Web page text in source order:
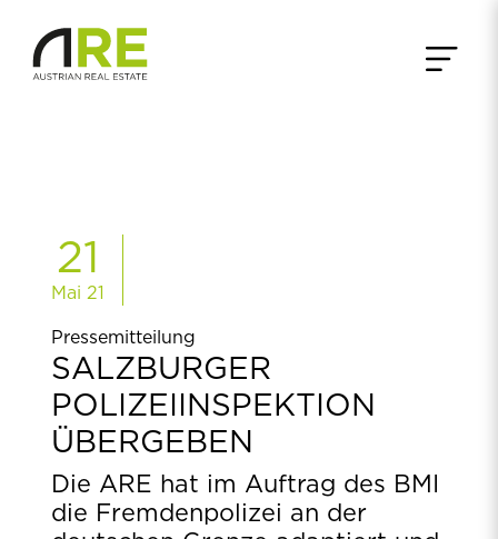
21
Mai 21
Pressemitteilung
SALZBURGER
POLIZEIINSPEKTION
ÜBERGEBEN
Die ARE hat im Auftrag des BMI
die Fremdenpolizei an der